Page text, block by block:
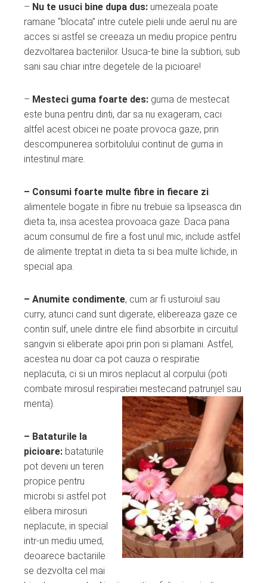
– Nu te usuci bine dupa dus: umezeala poate
ramane “blocata” intre cutele pielii unde aerul nu are
acces si astfel se creeaza un mediu propice pentru
dezvoltarea bacteriilor. Usuca-te bine la subtiori, sub
sani sau chiar intre degetele de la picioare!
– Mesteci guma foarte des: guma de mestecat
este buna pentru dinti, dar sa nu exageram, caci
altfel acest obicei ne poate provoca gaze, prin
descompunerea sorbitolului continut de guma in
intestinul mare.
– Consumi foarte multe fibre in fiecare zi:
alimentele bogate in fibre nu trebuie sa lipseasca din
dieta ta, insa acestea provoaca gaze. Daca pana
acum consumul de fire a fost unul mic, include astfel
de alimente treptat in dieta ta si bea multe lichide, in
special apa.
– Anumite condimente, cum ar fi usturoiul sau
curry, atunci cand sunt digerate, elibereaza gaze ce
contin sulf, unele dintre ele fiind absorbite in circuitul
sangvin si eliberate apoi prin pori si plamani. Astfel,
acestea nu doar ca pot cauza o respiratie
neplacuta, ci si un miros neplacut al corpului (poti
combate mirosul respiratiei mestecand patrunjel sau
menta).
– Bataturile la
picioare: bataturile
pot deveni un teren
propice pentru
microbi si astfel pot
elibera mirosuri
neplacute, in special
intr-un mediu umed,
deoarece bactariile
se dezvolta cel mai